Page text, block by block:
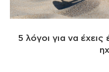
5 λόγοι για να